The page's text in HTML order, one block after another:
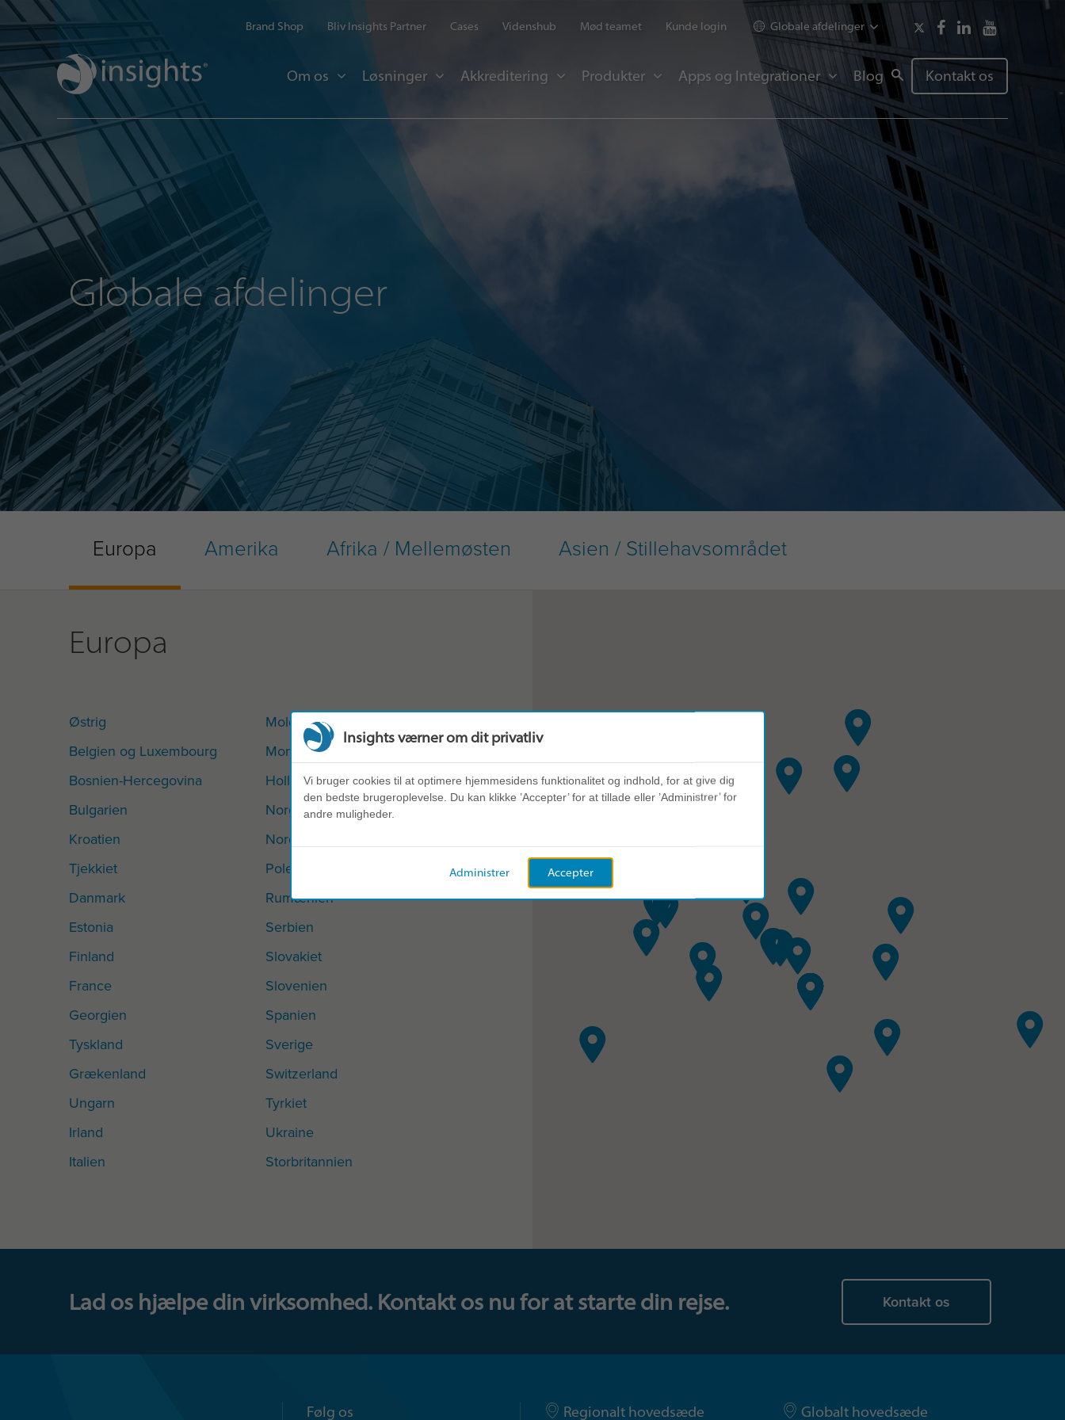
Brand Shop Bliv Insights Partner Cases Videnshub Mød teamet Kunde login Globale afdelinger
Om os Løsninger Akkreditering Produkter Apps og Integrationer Blog Kontakt os
Globale afdelinger
Europa Amerika Afrika / Mellemøsten Asien / Stillehavsområdet
Europa
Østrig
Belgien og Luxembourg
Bosnien-Hercegovina
Bulgarien
Kroatien
Tjekkiet
Danmark
Estonia
Finland
France
Georgien
Tyskland
Grækenland
Ungarn
Irland
Italien
Moldova
Montenegro
Holland
Norge
Nordmakedonien
Polen
Rumænien
Serbien
Slovakiet
Slovenien
Spanien
Sverige
Switzerland
Tyrkiet
Ukraine
Storbritannien
Lad os hjælpe din virksomhed. Kontakt os nu for at starte din rejse. Kontakt os
Følg os Regionalt hovedsæde Globalt hovedsæde
Insights værner om dit privatliv
Vi bruger cookies til at optimere hjemmesidens funktionalitet og indhold, for at give dig
den bedste brugeroplevelse. Du kan klikke ’Accepter’ for at tillade eller ’Administrer’ for
andre muligheder.
Accepter
Administrer